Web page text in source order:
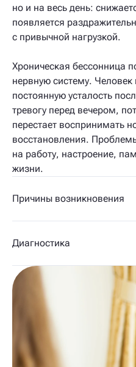
но и на весь день:
появляется
с привычной нагрузкой.
Хроническая бессонница
нервную систему. Человек
постоянную усталость
тревогу перед вечером,
перестает воспринимать
восстановления.
на работу, настроение,
жизни.
Причины возникновения
Диагностика